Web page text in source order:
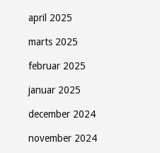
april 2025
marts 2025
februar 2025
januar 2025
december 2024
november 2024